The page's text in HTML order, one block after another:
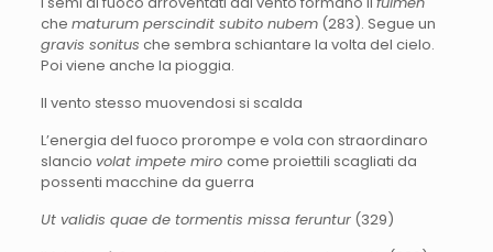
che maturum perscindit subito nubem(283). Segue un
gravis sonitus che sembra schiantare la volta del cielo.
Poi viene anche la pioggia.
Il vento stesso muovendosi si scalda
L’energia del fuoco prorompe e vola con straordinaro
slancio volat impete miro come proiettili scagliati da
possenti macchine da guerra
Ut validis quae de tormentis missa feruntur(329)